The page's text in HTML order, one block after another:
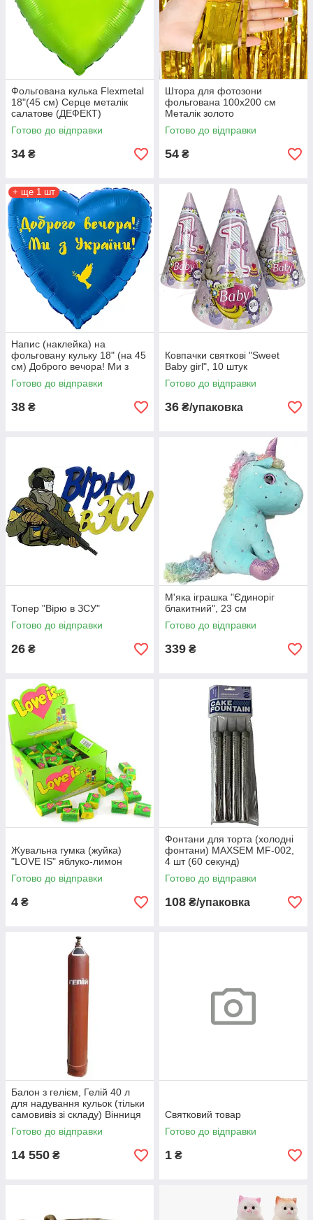
Фольгована кулька Flexmetal
18"(45 см) Серце металік
салатове (ДЕФЕКТ)
Готово до відправки
34 ₴
Штора для фотозони
фольгована 100х200 см
Металік золото
Готово до відправки
54 ₴
+ ще 1 шт
Напис (наклейка) на
фольговану кульку 18" (на 45
см) Доброго вечора! Ми з
України! (будь-який колір)
Готово до відправки
38 ₴
Ковпачки святкові "Sweet
Baby girl", 10 штук
Готово до відправки
36 ₴/упаковка
Топер "Вірю в ЗСУ"
Готово до відправки
26 ₴
М'яка іграшка "Єдиноріг
блакитний", 23 см
Готово до відправки
339 ₴
Жувальна гумка (жуйка)
"LOVE IS" яблуко-лимон
Готово до відправки
4 ₴
Фонтани для торта (холодні
фонтани) MAXSEM MF-002,
4 шт (60 секунд)
Готово до відправки
108 ₴/упаковка
Балон з гелієм, Гелій 40 л
для надування кульок (тільки
самовивіз зі складу) Вінниця
Готово до відправки
14 550 ₴
Святковий товар
Готово до відправки
1 ₴